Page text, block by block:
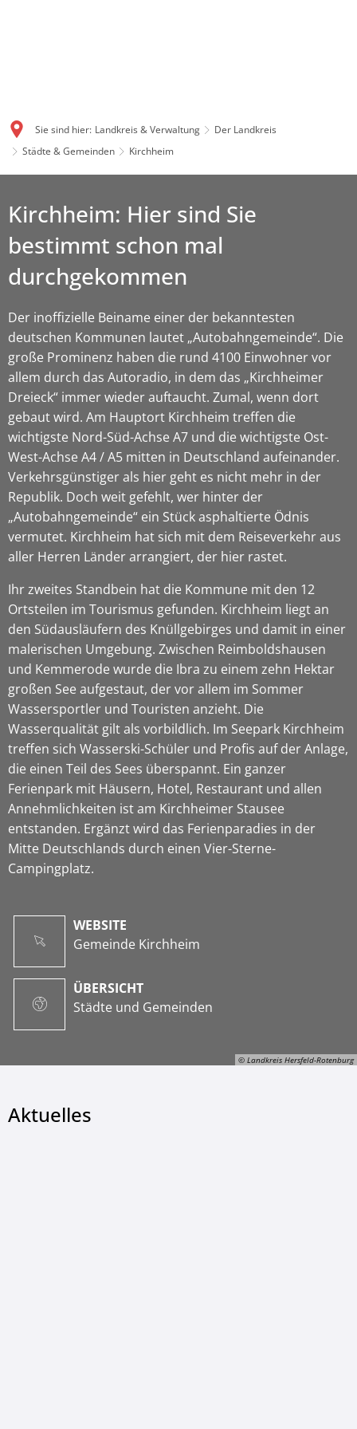
Sie sind hier: Landkreis & Verwaltung
Der Landkreis
Städte & Gemeinden
Kirchheim
© Landkreis Hersfeld-Rotenburg
Kirchheim: Hier sind Sie
bestimmt schon mal
durchgekommen
Der inoffizielle Beiname einer der bekanntesten
deutschen Kommunen lautet „Autobahngemeinde“. Die
große Prominenz haben die rund 4100 Einwohner vor
allem durch das Autoradio, in dem das „Kirchheimer
Dreieck“ immer wieder auftaucht. Zumal, wenn dort
gebaut wird. Am Hauptort Kirchheim treffen die
wichtigste Nord-Süd-Achse A7 und die wichtigste Ost-
West-Achse A4 / A5 mitten in Deutschland aufeinander.
Verkehrsgünstiger als hier geht es nicht mehr in der
Republik. Doch weit gefehlt, wer hinter der
„Autobahngemeinde“ ein Stück asphaltierte Ödnis
vermutet. Kirchheim hat sich mit dem Reiseverkehr aus
aller Herren Länder arrangiert, der hier rastet.
Ihr zweites Standbein hat die Kommune mit den 12
Ortsteilen im Tourismus gefunden. Kirchheim liegt an
den Südausläufern des Knüllgebirges und damit in einer
malerischen Umgebung. Zwischen Reimboldshausen
und Kemmerode wurde die Ibra zu einem zehn Hektar
großen See aufgestaut, der vor allem im Sommer
Wassersportler und Touristen anzieht. Die
Wasserqualität gilt als vorbildlich. Im Seepark Kirchheim
treffen sich Wasserski-Schüler und Profis auf der Anlage,
die einen Teil des Sees überspannt. Ein ganzer
Ferienpark mit Häusern, Hotel, Restaurant und allen
Annehmlichkeiten ist am Kirchheimer Stausee
entstanden. Ergänzt wird das Ferienparadies in der
Mitte Deutschlands durch einen Vier-Sterne-
Campingplatz.
WEBSITE
Gemeinde Kirchheim
ÜBERSICHT
Städte und Gemeinden
Aktuelles